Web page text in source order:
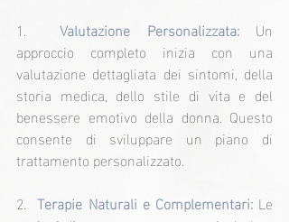
1. Valutazione Personalizzata: Un
approccio completo inizia con una
valutazione dettagliata dei sintomi, della
storia medica, dello stile di vita e del
benessere emotivo della donna. Questo
consente di sviluppare un piano di
trattamento personalizzato.
2. Terapie Naturali e Complementari: Le